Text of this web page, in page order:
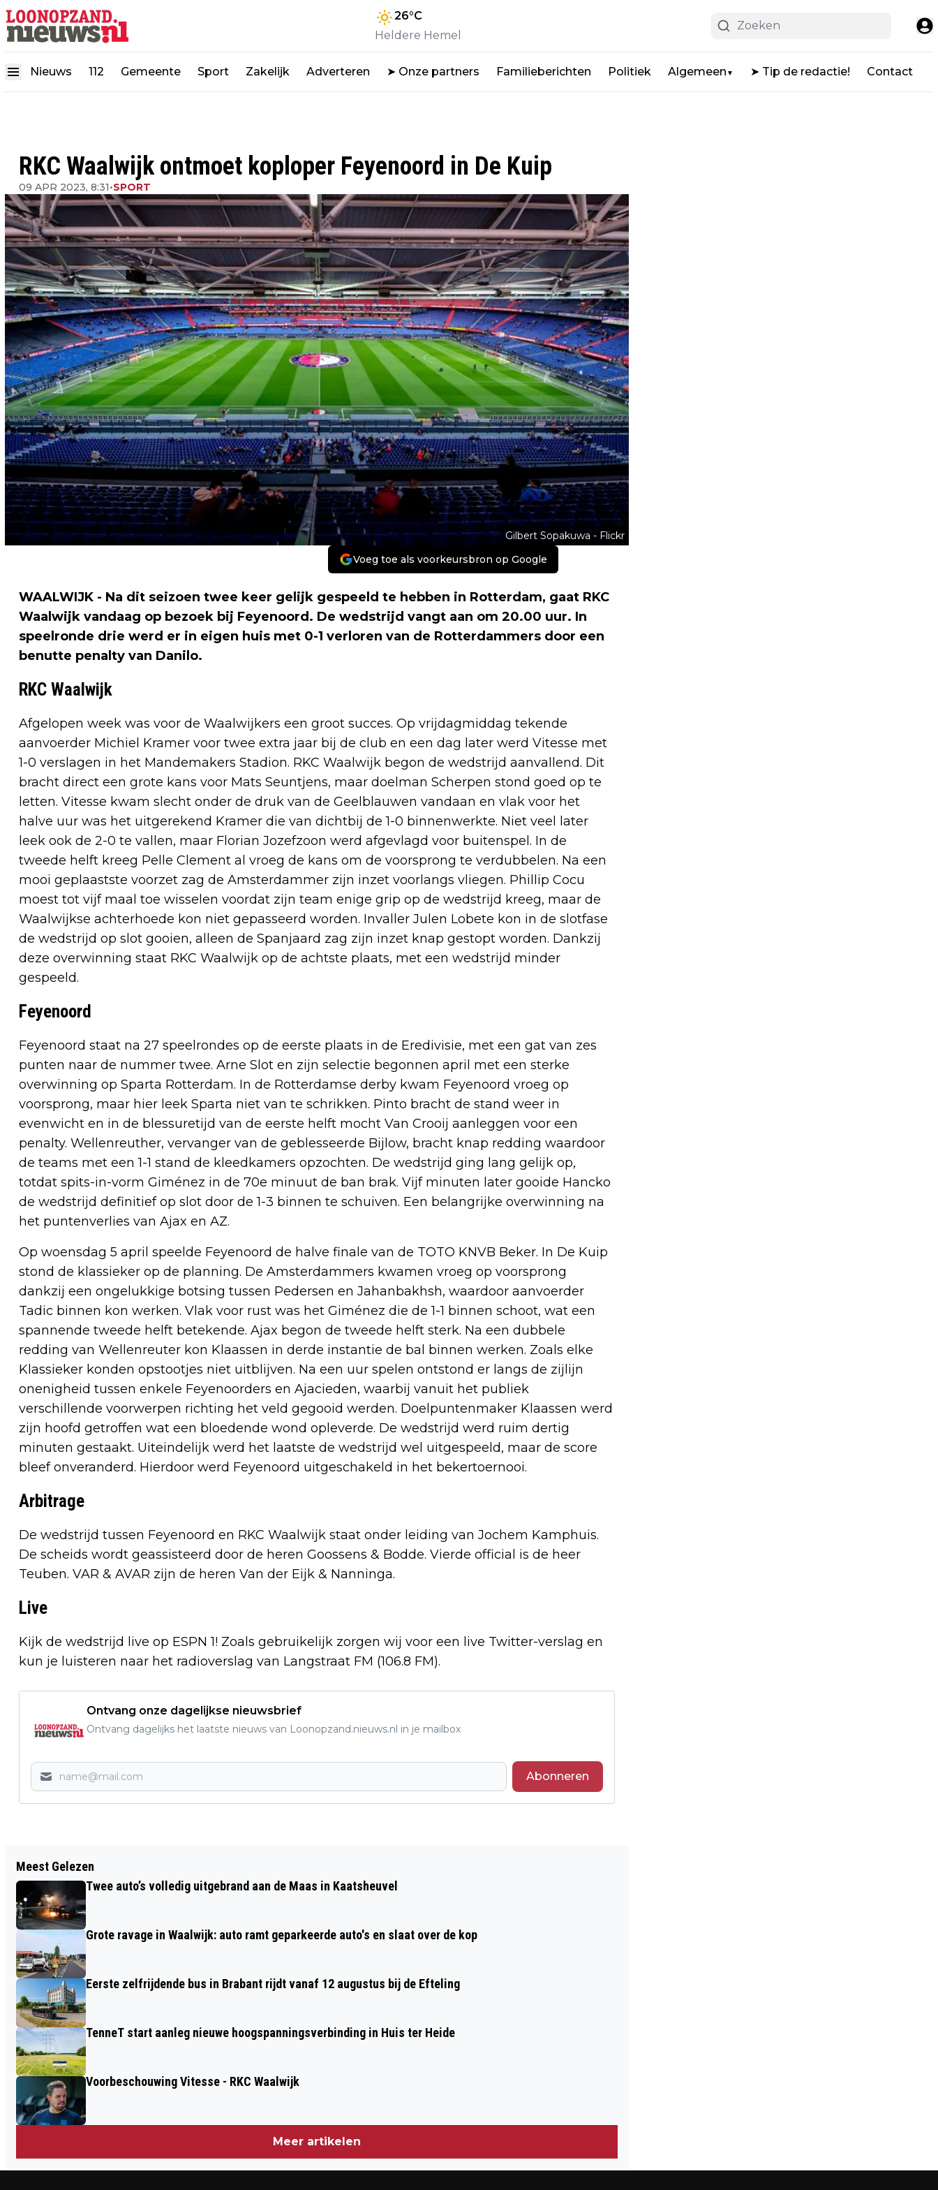
26°C
Heldere Hemel
Nieuws 112 Gemeente Sport Zakelijk Adverteren ➤ Onze partners Familieberichten Politiek Algemeen ▼ ➤ Tip de redactie! Contact
RKC Waalwijk ontmoet koploper Feyenoord in De Kuip
09 APR 2023, 8:31•SPORT
Gilbert Sopakuwa - Flickr
Voeg toe als voorkeursbron op Google
WAALWIJK - Na dit seizoen twee keer gelijk gespeeld te hebben in Rotterdam, gaat RKC
Waalwijk vandaag op bezoek bij Feyenoord. De wedstrijd vangt aan om 20.00 uur. In
speelronde drie werd er in eigen huis met 0-1 verloren van de Rotterdammers door een
benutte penalty van Danilo.
RKC Waalwijk
Afgelopen week was voor de Waalwijkers een groot succes. Op vrijdagmiddag tekende
aanvoerder Michiel Kramer voor twee extra jaar bij de club en een dag later werd Vitesse met
1-0 verslagen in het Mandemakers Stadion. RKC Waalwijk begon de wedstrijd aanvallend. Dit
bracht direct een grote kans voor Mats Seuntjens, maar doelman Scherpen stond goed op te
letten. Vitesse kwam slecht onder de druk van de Geelblauwen vandaan en vlak voor het
halve uur was het uitgerekend Kramer die van dichtbij de 1-0 binnenwerkte. Niet veel later
leek ook de 2-0 te vallen, maar Florian Jozefzoon werd afgevlagd voor buitenspel. In de
tweede helft kreeg Pelle Clement al vroeg de kans om de voorsprong te verdubbelen. Na een
mooi geplaastste voorzet zag de Amsterdammer zijn inzet voorlangs vliegen. Phillip Cocu
moest tot vijf maal toe wisselen voordat zijn team enige grip op de wedstrijd kreeg, maar de
Waalwijkse achterhoede kon niet gepasseerd worden. Invaller Julen Lobete kon in de slotfase
de wedstrijd op slot gooien, alleen de Spanjaard zag zijn inzet knap gestopt worden. Dankzij
deze overwinning staat RKC Waalwijk op de achtste plaats, met een wedstrijd minder
gespeeld.
Feyenoord
Feyenoord staat na 27 speelrondes op de eerste plaats in de Eredivisie, met een gat van zes
punten naar de nummer twee. Arne Slot en zijn selectie begonnen april met een sterke
overwinning op Sparta Rotterdam. In de Rotterdamse derby kwam Feyenoord vroeg op
voorsprong, maar hier leek Sparta niet van te schrikken. Pinto bracht de stand weer in
evenwicht en in de blessuretijd van de eerste helft mocht Van Crooij aanleggen voor een
penalty. Wellenreuther, vervanger van de geblesseerde Bijlow, bracht knap redding waardoor
de teams met een 1-1 stand de kleedkamers opzochten. De wedstrijd ging lang gelijk op,
totdat spits-in-vorm Giménez in de 70e minuut de ban brak. Vijf minuten later gooide Hancko
de wedstrijd definitief op slot door de 1-3 binnen te schuiven. Een belangrijke overwinning na
het puntenverlies van Ajax en AZ.
Op woensdag 5 april speelde Feyenoord de halve finale van de TOTO KNVB Beker. In De Kuip
stond de klassieker op de planning. De Amsterdammers kwamen vroeg op voorsprong
dankzij een ongelukkige botsing tussen Pedersen en Jahanbakhsh, waardoor aanvoerder
Tadic binnen kon werken. Vlak voor rust was het Giménez die de 1-1 binnen schoot, wat een
spannende tweede helft betekende. Ajax begon de tweede helft sterk. Na een dubbele
redding van Wellenreuter kon Klaassen in derde instantie de bal binnen werken. Zoals elke
Klassieker konden opstootjes niet uitblijven. Na een uur spelen ontstond er langs de zijlijn
onenigheid tussen enkele Feyenoorders en Ajacieden, waarbij vanuit het publiek
verschillende voorwerpen richting het veld gegooid werden. Doelpuntenmaker Klaassen werd
zijn hoofd getroffen wat een bloedende wond opleverde. De wedstrijd werd ruim dertig
minuten gestaakt. Uiteindelijk werd het laatste de wedstrijd wel uitgespeeld, maar de score
bleef onveranderd. Hierdoor werd Feyenoord uitgeschakeld in het bekertoernooi.
Arbitrage
De wedstrijd tussen Feyenoord en RKC Waalwijk staat onder leiding van Jochem Kamphuis.
De scheids wordt geassisteerd door de heren Goossens & Bodde. Vierde official is de heer
Teuben. VAR & AVAR zijn de heren Van der Eijk & Nanninga.
Live
Kijk de wedstrijd live op ESPN 1! Zoals gebruikelijk zorgen wij voor een live Twitter-verslag en
kun je luisteren naar het radioverslag van Langstraat FM (106.8 FM).
Ontvang onze dagelijkse nieuwsbrief
Ontvang dagelijks het laatste nieuws van Loonopzand.nieuws.nl in je mailbox
Abonneren
GEMEENTE LOON OP ZAND ZOEKT
TOPMANAGER VOOR WORMENHOTEL!
KM/UUR OVER MIDDEN-BRABANTWEG,
Meest Gelezen
Twee auto’s volledig uitgebrand aan de Maas in Kaatsheuvel
Grote ravage in Waalwijk: auto ramt geparkeerde auto's en slaat over de kop
Eerste zelfrijdende bus in Brabant rijdt vanaf 12 augustus bij de Efteling
TenneT start aanleg nieuwe hoogspanningsverbinding in Huis ter Heide
Voorbeschouwing Vitesse - RKC Waalwijk
Meer artikelen